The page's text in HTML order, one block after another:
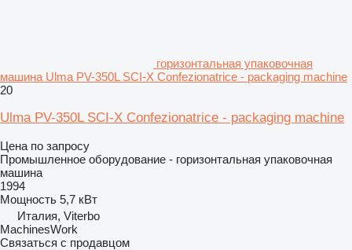
горизонтальная упаковочная
машина Ulma PV-350L SCI-X Confezionatrice - packaging machine
20
Ulma PV-350L SCI-X Confezionatrice - packaging machine
Цена по запросу
Промышленное оборудование - горизонтальная упаковочная
машина
1994
Мощность 5,7 кВт
Италия, Viterbo
MachinesWork
Связаться с продавцом